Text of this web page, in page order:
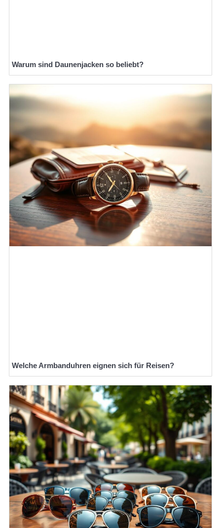
Warum sind Daunenjacken so beliebt?
Welche Armbanduhren eignen sich für Reisen?